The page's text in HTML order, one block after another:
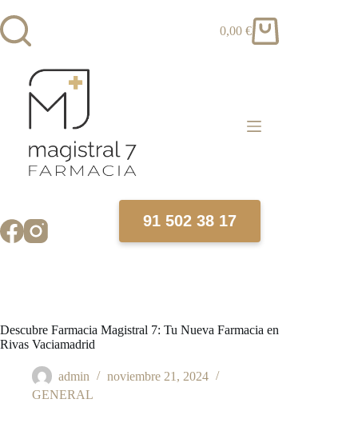
al
contenido
Carro
0,00€
91 502 38 17
Descubre Farmacia Magistral 7: Tu Nueva Farmacia en
Rivas Vaciamadrid
admin
noviembre 21, 2024
GENERAL